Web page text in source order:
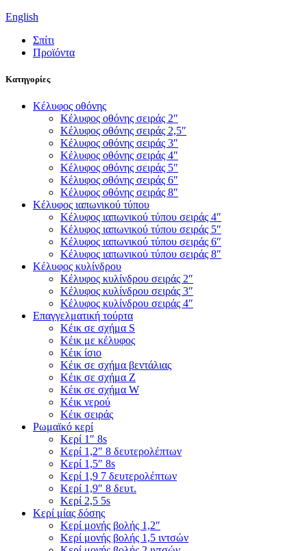
English
Σπίτι
Προϊόντα
Κατηγορίες
Κέλυφος οθόνης
Κέλυφος οθόνης σειράς 2″
Κέλυφος οθόνης σειράς 2,5″
Κέλυφος οθόνης σειράς 3″
Κέλυφος οθόνης σειράς 4″
Κέλυφος οθόνης σειράς 5″
Κέλυφος οθόνης σειράς 6″
Κέλυφος οθόνης σειράς 8″
Κέλυφος ιαπωνικού τύπου
Κέλυφος ιαπωνικού τύπου σειράς 4″
Κέλυφος ιαπωνικού τύπου σειράς 5″
Κέλυφος ιαπωνικού τύπου σειράς 6″
Κέλυφος ιαπωνικού τύπου σειράς 8″
Κέλυφος κυλίνδρου
Κέλυφος κυλίνδρου σειράς 2″
Κέλυφος κυλίνδρου σειράς 3″
Κέλυφος κυλίνδρου σειράς 4″
Επαγγελματική τούρτα
Κέικ σε σχήμα S
Κέικ με κέλυφος
Κέικ ίσιο
Κέικ σε σχήμα βεντάλιας
Κέικ σε σχήμα Ζ
Κέικ σε σχήμα W
Κέικ νερού
Κέικ σειράς
Ρωμαϊκό κερί
Κερί 1″ 8s
Κερί 1,2″ 8 δευτερολέπτων
Κερί 1,5″ 8s
Κερί 1,9 7 δευτερολέπτων
Κερί 1,9″ 8 δευτ.
Κερί 2,5 5s
Κερί μίας δόσης
Κερί μονής βολής 1,2″
Κερί μονής βολής 1,5 ιντσών